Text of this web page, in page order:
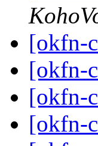
[okfn-
[okfn-
[okfn-
[okfn-